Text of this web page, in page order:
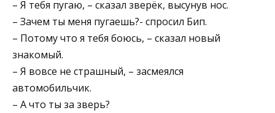
– Я тебя пугаю, – сказал зверёк, высунув нос.
– Зачем ты меня пугаешь?- спросил Бип.
– Потому что я тебя боюсь, – сказал новый
знакомый.
– Я вовсе не страшный, – засмеялся
автомобильчик.
– А что ты за зверь?